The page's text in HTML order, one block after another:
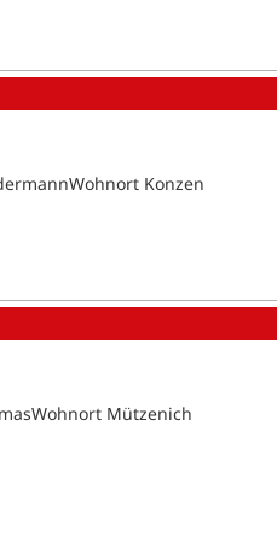
Konzen
Mützenich